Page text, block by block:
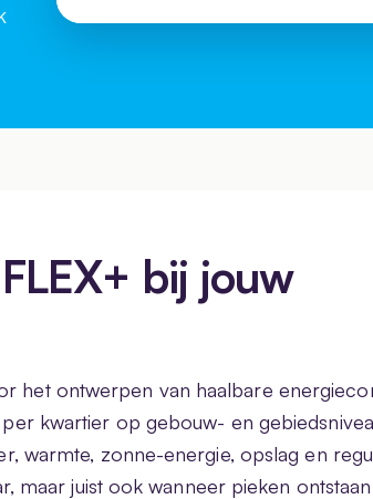
bij jouw
het ontwerpen van haalbare
kwartier op gebouw- en
warmte, zonne-energie, opslag en
maar juist ook wanneer pieken